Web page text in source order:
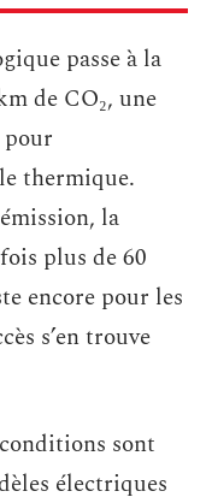
passe à la
de CO₂, une
thermique.
la
plus de 60
encore pour les
s’en trouve
sont
électriques